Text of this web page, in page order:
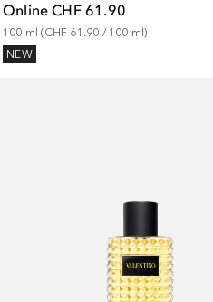
Online CHF 61.90
100 ml (CHF 61.90 / 100 ml)
NEW